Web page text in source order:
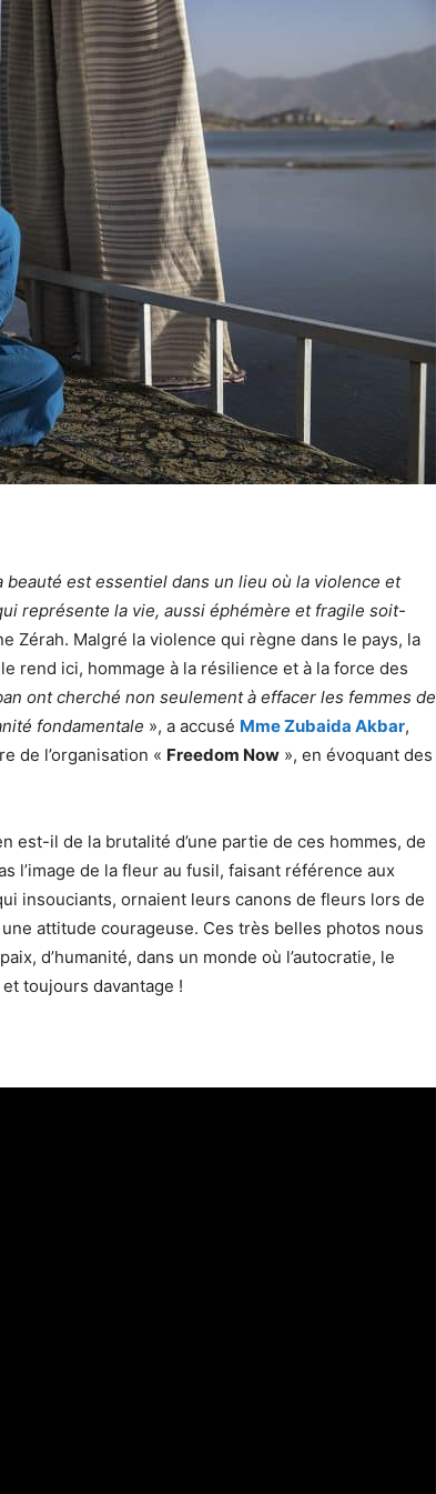
est essentiel dans un lieu où la violence et
représente la vie, aussi éphémère et fragile soit-
Zérah. Malgré la violence qui règne dans le pays, la
rend ici, hommage à la résilience et à la force des
ont cherché non seulement à effacer les femmes de
fondamentale », a accusé Mme Zubaida Akbar,
de l’organisation « Freedom Now », en évoquant des
est-il de la brutalité d’une partie de ces hommes, de
l’image de la fleur au fusil, faisant référence aux
insouciants, ornaient leurs canons de fleurs lors de
attitude courageuse. Ces très belles photos nous
d’humanité, dans un monde où l’autocratie, le
toujours davantage !